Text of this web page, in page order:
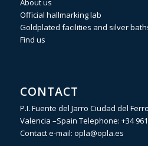
Official hallmarking lab
Goldplated facilities and silver
Find us
CONTACT
P.I. Fuente del Jarro Ciudad del
Valencia –Spain Telephone: +34
Contact e-mail: opla@opla.es